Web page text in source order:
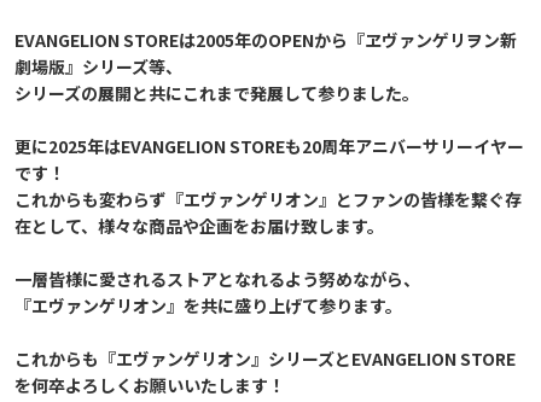
EVANGELION STOREは2005年のOPENから『ヱヴァンゲリヲン新
劇場版』シリーズ等、
シリーズの展開と共にこれまで発展して参りました。
更に2025年はEVANGELION STOREも20周年アニバーサリーイヤー
です！
これからも変わらず『エヴァンゲリオン』とファンの皆様を繋ぐ存
在として、様々な商品や企画をお届け致します。
一層皆様に愛されるストアとなれるよう努めながら、
『エヴァンゲリオン』を共に盛り上げて参ります。
これからも『エヴァンゲリオン』シリーズとEVANGELION STORE
を何卒よろしくお願いいたします！